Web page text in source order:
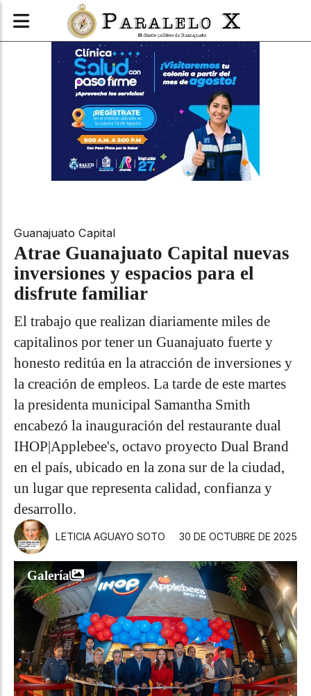
Atrae Guanajuato Capital nuevas
inversiones y espacios para el
disfrute familiar
El trabajo que realizan diariamente miles de
capitalinos por tener un Guanajuato fuerte y
honesto reditúa en la atracción de inversiones y
la creación de empleos. La tarde de este martes
la presidenta municipal Samantha Smith
encabezó la inauguración del restaurante dual
IHOP|Applebee's, octavo proyecto Dual Brand
en el país, ubicado en la zona sur de la ciudad,
un lugar que representa calidad, confianza y
desarrollo.
Guanajuato Capital
30 DE OCTUBRE DE 2025
LETICIA AGUAYO SOTO
Galería